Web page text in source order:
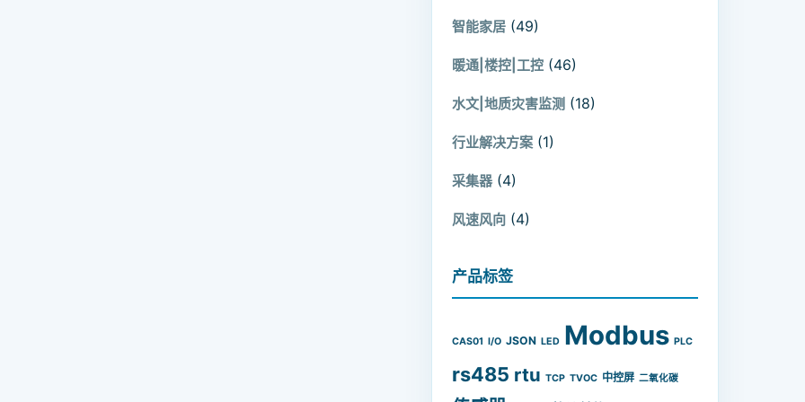
智能家居 (49)
暖通|楼控|工控 (46)
水文|地质灾害监测 (18)
行业解决方案 (1)
采集器 (4)
风速风向 (4)
产品标签
CAS01 I/O JSON LED Modbus PLC
rs485 rtu TCP TVOC 中控屏 二氧化碳